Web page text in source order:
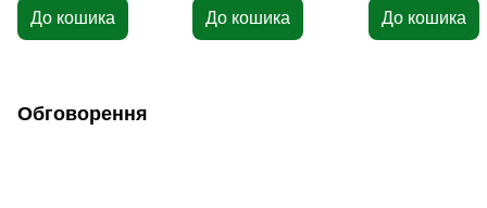
До кошика До кошика До кошика
Обговорення